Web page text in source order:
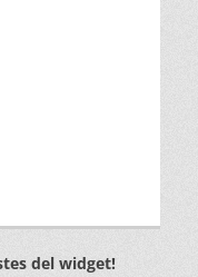
del widget!